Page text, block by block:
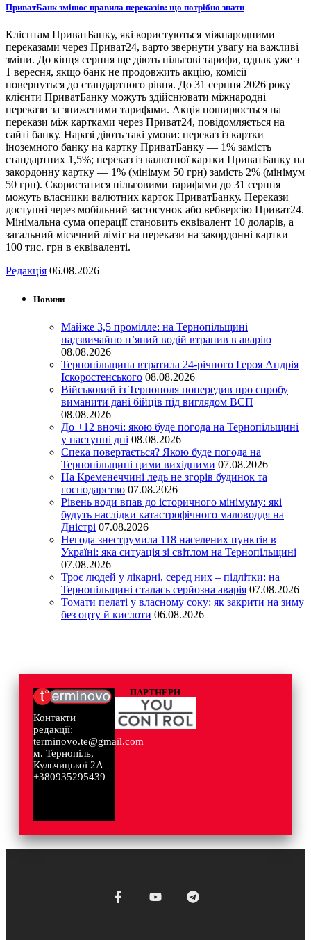
ПриватБанк змінює правила переказів: що потрібно знати
Клієнтам ПриватБанку, які користуються міжнародними
переказами через Приват24, варто звернути увагу на важливі
зміни. До кінця серпня ще діють пільгові тарифи, однак уже з
1 вересня, якщо банк не продовжить акцію, комісії
повернуться до стандартного рівня. До 31 серпня 2026 року
клієнти ПриватБанку можуть здійснювати міжнародні
перекази за зниженими тарифами. Акція поширюється на
перекази між картками через Приват24, повідомляється на
сайті банку. Наразі діють такі умови: переказ із картки
іноземного банку на картку ПриватБанку — 1% замість
стандартних 1,5%; переказ із валютної картки ПриватБанку на
закордонну картку — 1% (мінімум 50 грн) замість 2% (мінімум
50 грн). Скористатися пільговими тарифами до 31 серпня
можуть власники валютних карток ПриватБанку. Перекази
доступні через мобільний застосунок або вебверсію Приват24.
Мінімальна сума операції становить еквівалент 10 доларів, а
загальний місячний ліміт на перекази на закордонні картки —
100 тис. грн в еквіваленті.
Редакція 06.08.2026
Новини
Майже 3,5 промілле: на Тернопільщині
надзвичайно п’яний водій втрапив в аварію
08.08.2026
Тернопільщина втратила 24-річного Героя Андрія
Іскоростенського 08.08.2026
Військовий із Тернополя попередив про спробу
виманити дані бійців під виглядом ВСП
08.08.2026
До +12 вночі: якою буде погода на Тернопільщині
у наступні дні 08.08.2026
Спека повертається? Якою буде погода на
Тернопільщині цими вихідними 07.08.2026
На Кременеччині ледь не згорів будинок та
господарство 07.08.2026
Рівень води впав до історичного мінімуму: які
будуть наслідки катастрофічного маловоддя на
Дністрі 07.08.2026
Негода знеструмила 118 населених пунктів в
Україні: яка ситуація зі світлом на Тернопільщині
07.08.2026
Троє людей у лікарні, серед них – підлітки: на
Тернопільщині сталась серйозна аварія 07.08.2026
Томати пелаті у власному соку: як закрити на зиму
без оцту й кислоти 06.08.2026
Контакти
редакції:
terminovo.te@gmail.com
м. Тернопіль,
Кульчицької 2А
+380935295439
ПАРТНЕРИ